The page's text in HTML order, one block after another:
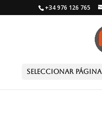
+34 976 126 765
Seleccionar página